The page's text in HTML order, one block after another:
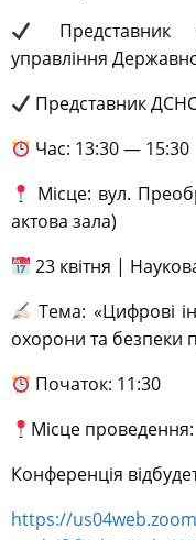
Представник
управління
Представник
Час: 13:30 — 15:30
Місце: вул.
актова зала)
23 квітня |
Тема: «Цифрові
охорони та безпеки
Початок: 11:30
Місце проведення:
Конференція
https://